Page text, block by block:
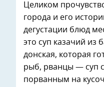
Целиком
города и его
дегустации блюд
это суп казачий из
донская, которая
рыб, рванцы — суп
порванным на